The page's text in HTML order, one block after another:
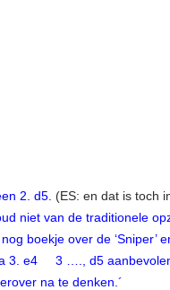
2. d5. (ES: en dat is toch
niet van de traditionele
boekje over de
3. e4 3 …., d5
na te denken.´